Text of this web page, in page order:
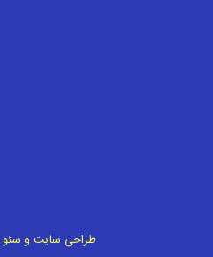
طراحی سایتو سئو